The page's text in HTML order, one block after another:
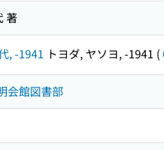
著
, -1941 トヨダ, ヤソヨ, -1941 (
会館図書部